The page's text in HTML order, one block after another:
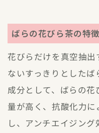
ばらの花びら茶の特徴
花びらだけを真空抽
ないすっきりとしたば
成分として、ばらの
量が高く、抗酸化力
し、アンチエイジング